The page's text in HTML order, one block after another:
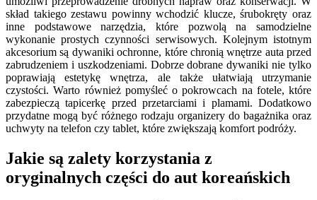
skład takiego zestawu powinny wchodzić klucze, śrubokręty oraz
inne podstawowe narzędzia, które pozwolą na samodzielne
wykonanie prostych czynności serwisowych. Kolejnym istotnym
akcesorium są dywaniki ochronne, które chronią wnętrze auta przed
zabrudzeniem i uszkodzeniami. Dobrze dobrane dywaniki nie tylko
poprawiają estetykę wnętrza, ale także ułatwiają utrzymanie
czystości. Warto również pomyśleć o pokrowcach na fotele, które
zabezpieczą tapicerkę przed przetarciami i plamami. Dodatkowo
przydatne mogą być różnego rodzaju organizery do bagażnika oraz
uchwyty na telefon czy tablet, które zwiększają komfort podróży.
Jakie są zalety korzystania z
oryginalnych części do aut koreańskich